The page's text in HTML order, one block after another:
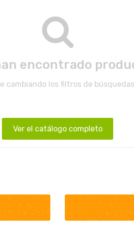
encontrado
cambiando los filtros de
Ver el catálogo completo